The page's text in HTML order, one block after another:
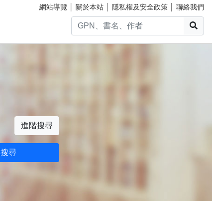
網站導覽 關於本站 隱私權及安全政策 聯絡我們
進階搜尋
尋